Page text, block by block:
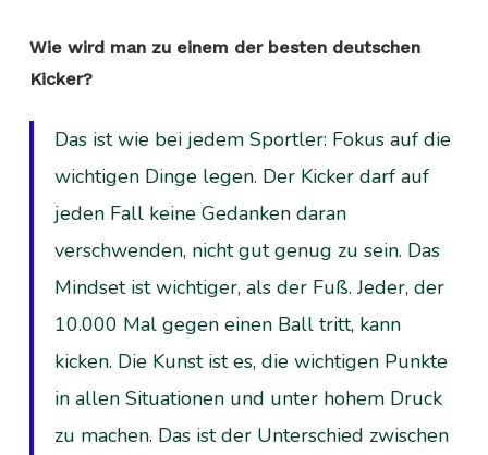
Wie wird man zu einem der besten deutschen
Kicker?
Das ist wie bei jedem Sportler: Fokus auf die
wichtigen Dinge legen. Der Kicker darf auf
jeden Fall keine Gedanken daran
verschwenden, nicht gut genug zu sein. Das
Mindset ist wichtiger, als der Fuß. Jeder, der
10.000 Mal gegen einen Ball tritt, kann
kicken. Die Kunst ist es, die wichtigen Punkte
in allen Situationen und unter hohem Druck
zu machen. Das ist der Unterschied zwischen